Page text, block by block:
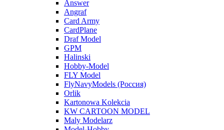
Answer
Angraf
Card Army
CardPlane
Draf Model
GPM
Halinski
Hobby-Model
FLY Model
FlyNavyModels (Россия)
Orlik
Kartonowa Kolekcia
KW CARTOON MODEL
Maly Modelarz